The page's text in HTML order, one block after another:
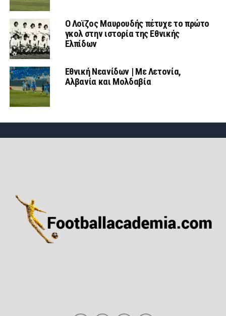
Ο Λοϊζος Μαυρουδής πέτυχε το πρώτο
γκολ στην ιστορία της Εθνικής
Ελπίδων
Εθνική Νεανίδων | Mε Λετονία,
Αλβανία και Μολδαβία